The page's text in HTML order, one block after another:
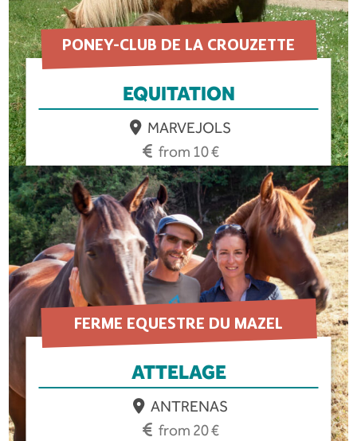
PONEY-CLUB DE LA CROUZETTE
EQUITATION
MARVEJOLS
from 10 €
EN SAVOIR PLUS
FERME EQUESTRE DU MAZEL
ATTELAGE
ANTRENAS
from 20 €